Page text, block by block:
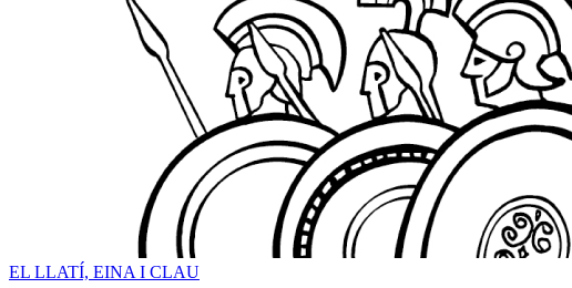
EL LLATÍ, EINA I CLAU